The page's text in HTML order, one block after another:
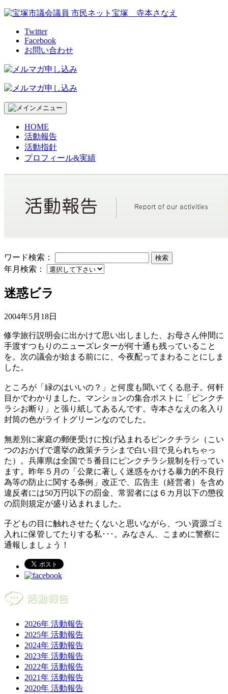
Skip
contentTwitter
Facebook
お問い合わせ
HOME
活動報告
活動指針
プロフィール&実績
ワード検索： 検索
年月検索：
迷惑ビラ
2004年5月18日
修学旅行説明会に出かけて思い出しました、お母さん仲間に
手渡すつもりのニューズレターが何十通も残っていること
を。次の議会が始まる前にに、今夜配ってまわることにしま
した。
ところが「緑のはいいの？」と何度も聞いてくる息子。何軒
目かでわかりました。マンションの集合ポストに「ピンクチ
ラシお断り」と張り紙してあるんです。寺本さなえの名入り
封筒の色がライトグリーンなのでした。
無差別に家庭の郵便受けに投げ込まれるピンクチラシ（こい
つのおかげで選挙の政策チラシまで白い目で見られちゃっ
た）。兵庫県は全国で５番目にピンクチラシ規制を行ってい
ます。昨年５月の「公衆に著しく迷惑をかける暴力的不良行
為等の防止に関する条例」改正で、広告主（経営者）を含め
違反者には50万円以下の罰金、常習者には６カ月以下の懲役
の罰則規定が盛り込まれました。
子どもの目に触れさせたくないと思いながら、つい資源ゴミ
入れに保管してたりする私･･･。みなさん、こまめに警察に
通報しましょう！
2026年 活動報告
2025年 活動報告
2024年 活動報告
2023年 活動報告
2022年 活動報告
2021年 活動報告
2020年 活動報告